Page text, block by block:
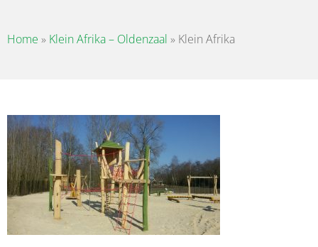
Home » Klein Afrika – Oldenzaal » Klein Afrika